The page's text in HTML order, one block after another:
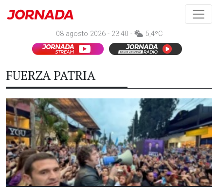
08 agosto 2026 - 23:40 - 5,4ºC
FUERZA PATRIA